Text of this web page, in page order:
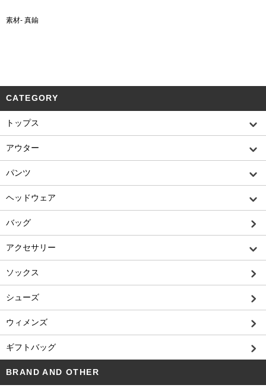
素材- 真鍮
CATEGORY
トップス
アウター
パンツ
ヘッドウェア
バッグ
アクセサリー
ソックス
シューズ
ウィメンズ
ギフトバッグ
BRAND AND OTHER